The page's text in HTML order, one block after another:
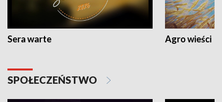
Sera warte Agro wieści
SPOŁECZEŃSTWO